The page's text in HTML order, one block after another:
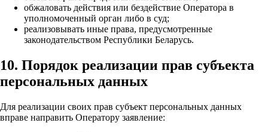
обжаловать действия или бездействие Оператора в
уполномоченный орган либо в суд;
реализовывать иные права, предусмотренные
законодательством Республики Беларусь.
10. Порядок реализации прав субъекта
персональных данных
Для реализации своих прав субъект персональных данных
вправе направить Оператору заявление: